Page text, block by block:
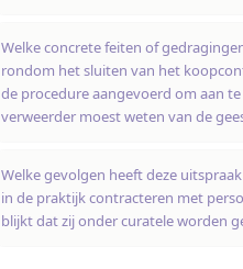
Welke concrete feiten of
rondom het sluiten van het
de procedure aangevoerd om aan
verweerder moest weten van de
Welke gevolgen heeft deze
in de praktijk contracteren met
blijkt dat zij onder curatele worden